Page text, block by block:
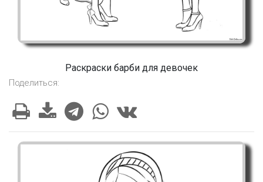
Раскраски барби для девочек
Поделиться: